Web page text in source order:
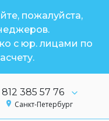
пожалуйста,
с юр. лицами по
385 57 76
Санкт-Петербург